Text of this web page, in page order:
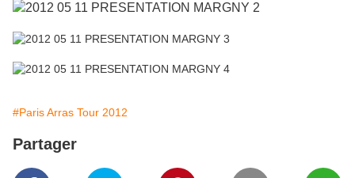
#Paris Arras Tour 2012
Partager